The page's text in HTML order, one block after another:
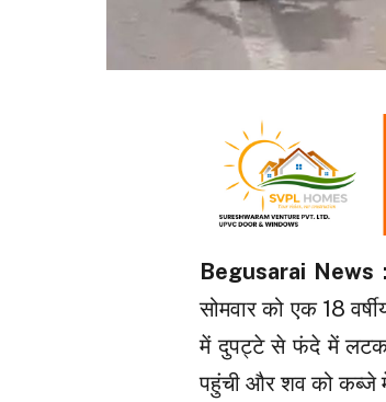
Begusarai
सोमवार को एक 18
में दुपट्टे से फंदे में
पहुंची और शव को कब्जे